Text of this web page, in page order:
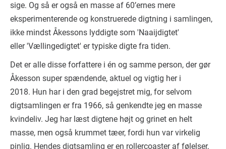
sige. Og så er også en masse af 60’ernes mere
eksperimenterende og konstruerede digtning i samlingen,
ikke mindst Åkessons lyddigte som 'Naaijdigtet'
eller 'Vællingedigtet' er typiske digte fra tiden.
Det er alle disse forfattere i én og samme person, der gør
Åkesson super spændende, aktuel og vigtig her i
2018. Hun har i den grad begejstret mig, for selvom
digtsamlingen er fra 1966, så genkendte jeg en masse
kvindeliv. Jeg har læst digtene højt og grinet en helt
masse, men også krummet tæer, fordi hun var virkelig
pinlig. Hendes digtsamling er en rollercoaster af følelser,